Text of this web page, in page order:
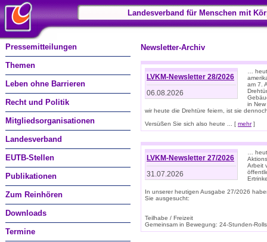
Landesverband für Menschen mit
Pressemitteilungen
Themen
Leben ohne Barrieren
Recht und Politik
Mitgliedsorganisationen
Landesverband
EUTB-Stellen
Publikationen
Zum Reinhören
Downloads
Termine
Newsletter-Archiv
LVKM-Newsletter 28/2026
06.08.2026
…
am 7.
in
wir heute die Drehtüre feiern, ist sie
Versüßen Sie sich also heute ... [ mehr]
LVKM-Newsletter 27/2026
31.07.2026
…
Arbeit
In unserer heutigen Ausgabe 27/2026
Sie ausgesucht:
Teilhabe / Freizeit
Gemeinsam in Bewegung: 24-Stunden-